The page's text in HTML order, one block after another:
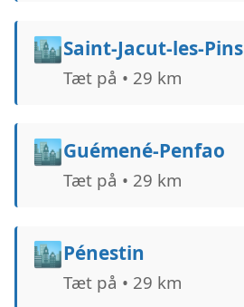
🏙️Saint-Jacut-les-Pins
Tæt på • 29 km
🏙️Guémené-Penfao
Tæt på • 29 km
🏙️Pénestin
Tæt på • 29 km